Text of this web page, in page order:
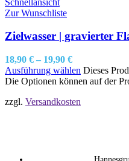
Zur Wunschliste
Zielwasser | gravierter
18,90 € – 19,90 €
Ausführung wählen Dieses
Die Optionen können auf der
zzgl. Versandkosten